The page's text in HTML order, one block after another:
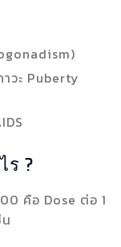
วะ Puberty
ร ?
คือ Dose ต่อ 1